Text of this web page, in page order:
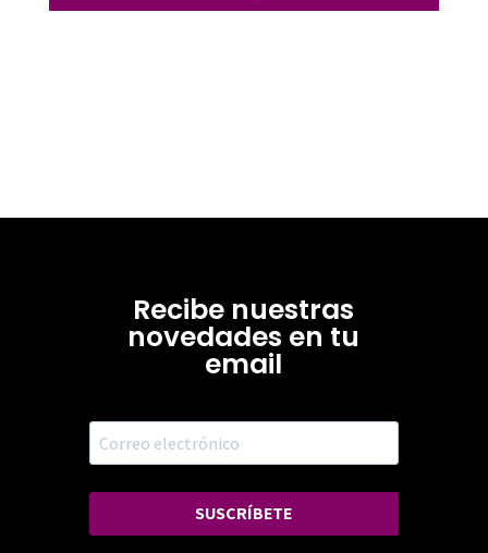
Recibe nuestras
novedades en tu
email
SUSCRÍBETE